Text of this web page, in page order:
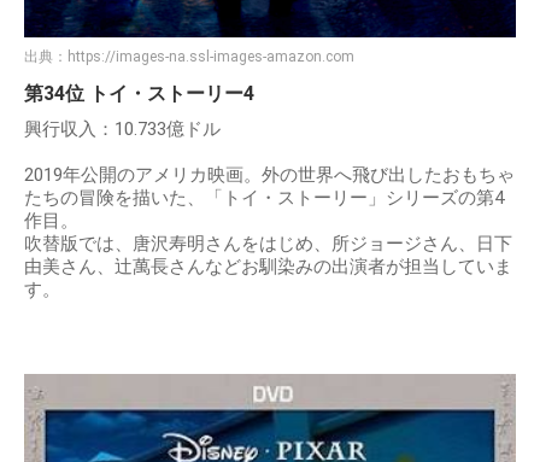
出典： https://images-na.ssl-images-amazon.com
第34位 トイ・ストーリー4
興行収入：10.733億ドル
2019年公開のアメリカ映画。外の世界へ飛び出したおもちゃ
たちの冒険を描いた、「トイ・ストーリー」シリーズの第4
作目。
吹替版では、唐沢寿明さんをはじめ、所ジョージさん、日下
由美さん、辻萬長さんなどお馴染みの出演者が担当していま
す。